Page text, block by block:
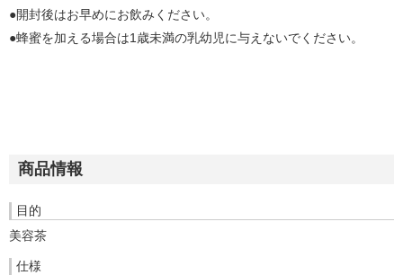
開封後はお早めにお飲みください。
蜂蜜を加える場合は1歳未満の乳幼児に与えないでください。
商品情報
目的
美容茶
仕様